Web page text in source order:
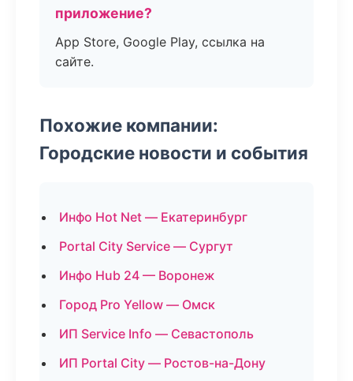
приложение?
App Store, Google Play, ссылка на
сайте.
Похожие компании:
Городские новости и события
Инфо Hot Net — Екатеринбург
Portal City Service — Сургут
Инфо Hub 24 — Воронеж
Город Pro Yellow — Омск
ИП Service Info — Севастополь
ИП Portal City — Ростов-на-Дону